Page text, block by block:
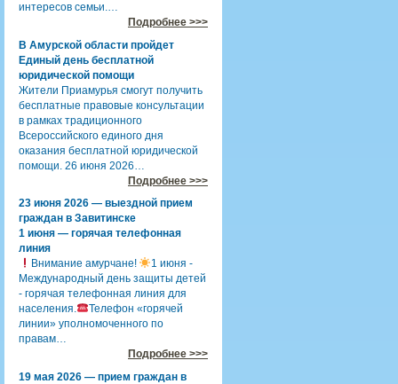
интересов семьи.…
Подробнее >>>
В Амурской области пройдет
Единый день бесплатной
юридической помощи
Жители Приамурья смогут получить
бесплатные правовые консультации
в рамках традиционного
Всероссийского единого дня
оказания бесплатной юридической
помощи. 26 июня 2026…
Подробнее >>>
23 июня 2026 — выездной прием
граждан в Завитинске
1 июня — горячая телефонная
линия
Внимание амурчане!
1 июня -
Международный день защиты детей
- горячая телефонная линия для
населения.
Телефон «горячей
линии» уполномоченного по
правам…
Подробнее >>>
19 мая 2026 — прием граждан в